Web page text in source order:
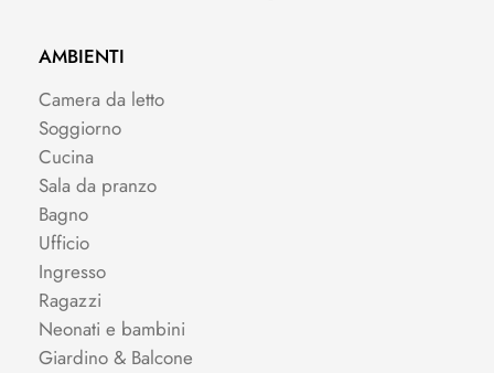
AMBIENTI
Camera da letto
Soggiorno
Cucina
Sala da pranzo
Bagno
Ufficio
Ingresso
Ragazzi
Neonati e bambini
Giardino & Balcone